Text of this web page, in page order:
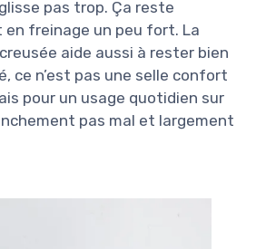
pas trop. Ça reste
freinage un peu fort. La
aide aussi à rester bien
ce n’est pas une selle confort
pour un usage quotidien sur
pas mal et largement